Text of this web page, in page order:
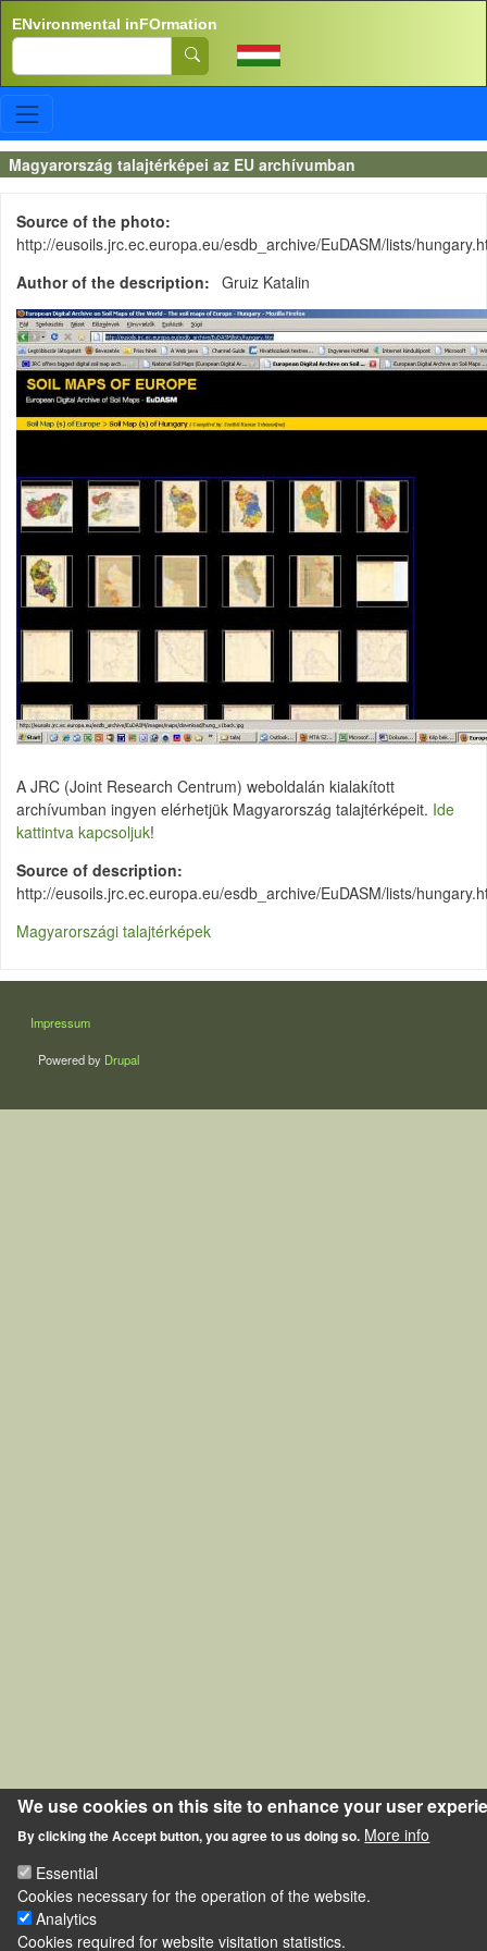
ENvironmental inFOrmation
Search
Magyarország talajtérképei az EU archívumban
Source of the photo
http://eusoils.jrc.ec.europa.eu/esdb_archive/EuDASM/lists/
Author of the description
Gruiz Katalin
A JRC (Joint Research Centrum) weboldalán kialakított
archívumban ingyen elérhetjük Magyarország talajtérképeit. Ide
kattintva kapcsoljuk!
Source of description
http://eusoils.jrc.ec.europa.eu/esdb_archive/EuDASM/lists/
Magyarországi talajtérképek
LÁBLÉC
Impressum
Powered by Drupal
We use cookies on this site to enhance your user
By clicking the Accept button, you agree to us doing so. More info
Essential
Cookies necessary for the operation of the website.
Analytics
Cookies required for website visitation statistics.